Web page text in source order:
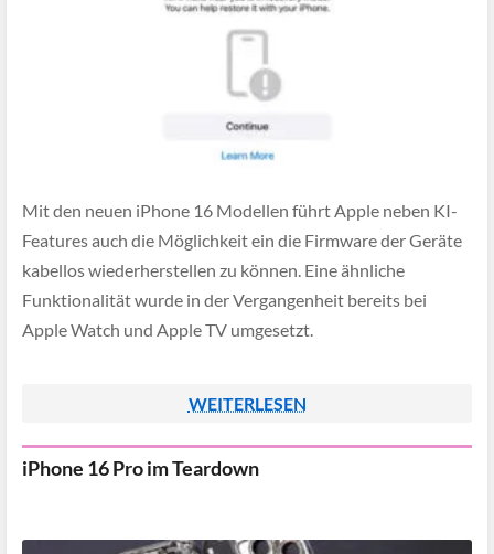
Mit den neuen iPhone 16 Modellen führt Apple neben KI-
Features auch die Möglichkeit ein die Firmware der Geräte
kabellos wiederherstellen zu können. Eine ähnliche
Funktionalität wurde in der Vergangenheit bereits bei
Apple Watch und Apple TV umgesetzt.
WEITERLESEN
iPhone 16 Pro im Teardown